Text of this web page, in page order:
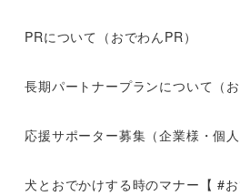
PRについて（おでわんPR）
長期パートナープランについて（お
応援サポーター募集（企業様・個人
犬とおでかけする時のマナー【 #